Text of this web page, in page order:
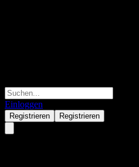
Einloggen
Registrieren Registrieren